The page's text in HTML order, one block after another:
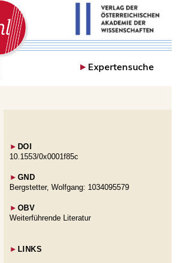
►Expertensuche
► DOI
10.1553/0x0001f85c
► GND
Bergstetter, Wolfgang: 1034095579
► OBV
Weiterführende Literatur
► LINKS